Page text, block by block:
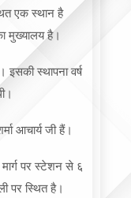
एक स्थान है
मुख्यालय है।
इसकी स्थापना वर्ष
आचार्य जी हैं।
पर स्टेशन से ६
पर स्थित है।